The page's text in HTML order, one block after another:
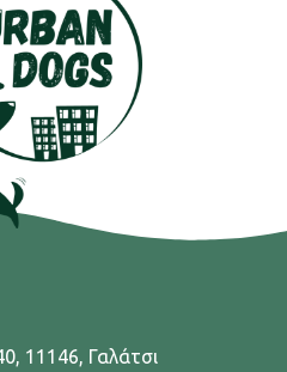
11146, Γαλάτσι